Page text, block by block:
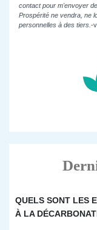
contact pour m'envoyer
Prospérité ne vendra, ne
personnelles à des tiers. -
QUELS SONT LES
À LA